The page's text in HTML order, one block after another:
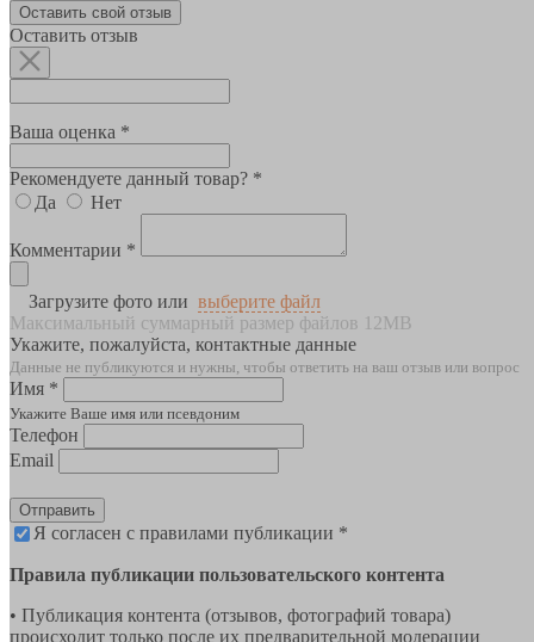
Оставить свой отзыв
Оставить отзыв
Ваша оценка *
Рекомендуете данный товар? *
Да
Нет
Комментарии *
Загрузите фото или выберите файл
Максимальный суммарный размер файлов 12MB
Укажите, пожалуйста, контактные данные
Данные не публикуются и нужны, чтобы ответить на ваш отзыв или вопрос
Имя *
Укажите Ваше имя или псевдоним
Телефон
Email
Отправить
Я согласен с правилами публикации *
Правила публикации пользовательского контента
• Публикация контента (отзывов, фотографий товара)
происходит только после их предварительной модерации